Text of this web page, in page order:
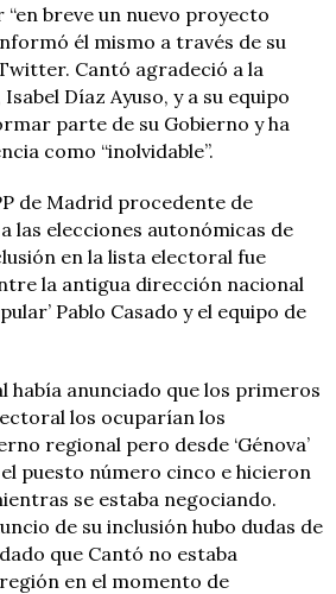
breve un nuevo proyecto
él mismo a través de su
Cantó agradeció a la
Díaz Ayuso, y a su equipo
parte de su Gobierno y ha
como “inolvidable”.
de Madrid procedente de
las elecciones autonómicas de
en la lista electoral fue
la antigua dirección nacional
Pablo Casado y el equipo de
había anunciado que los primeros
los ocuparían los
regional pero desde ‘Génova’
puesto número cinco e hicieron
se estaba negociando.
de su inclusión hubo dudas de
que Cantó no estaba
en el momento de